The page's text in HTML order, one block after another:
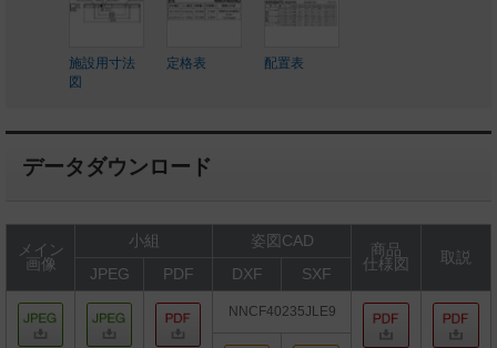
施設用寸法
図
定格表 配置表
データダウンロード
メイン
画像
小組 姿図CAD
商品
仕様図
取説
JPEG
PDF DXF SXF
NNCF40235JLE9